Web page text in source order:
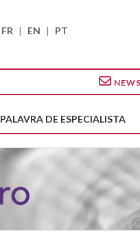
FR | EN | PT
PALAVRA DE ESPECIALISTA